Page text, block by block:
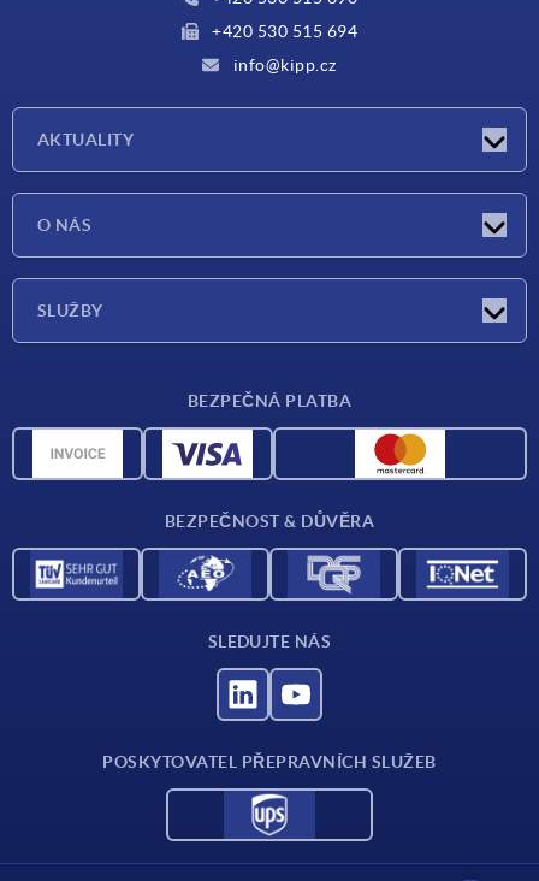
+420 530 515 694
info@kipp.cz
AKTUALITY
O NÁS
SLUŽBY
CAD data
BEZPEČNÁ PLATBA
BEZPEČNOST & DŮVĚRA
SLEDUJTE NÁS
POSKYTOVATEL PŘEPRAVNÍCH SLUŽEB